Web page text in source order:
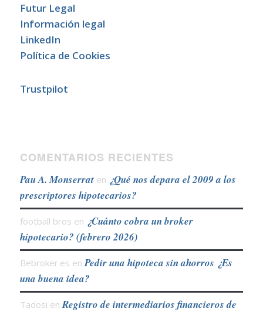
Futur Legal
Información legal
LinkedIn
Política de Cookies
Trustpilot
COMENTARIOS RECIENTES
Pau A. Monserraten ¿Qué nos depara el 2009 a los
prescriptores hipotecarios?
football bros en ¿Cuánto cobra un broker
hipotecario? (febrero 2026)
Bebroker.es en Pedir una hipoteca sin ahorros ¿Es
una buena idea?
Tadosi en Registro de intermediarios financieros de